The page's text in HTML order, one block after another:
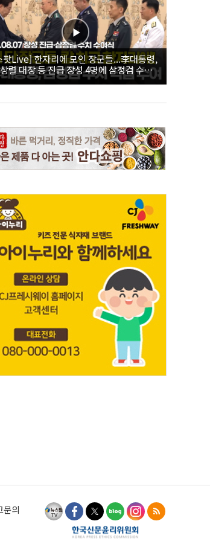
팟Live] 한자리에 모인 장군들...李대통령,
렬 대장 등 진급 장성 4명에 삼정검 수치
수여｜26.08.07 장성 진급·삼정검 수치
문의